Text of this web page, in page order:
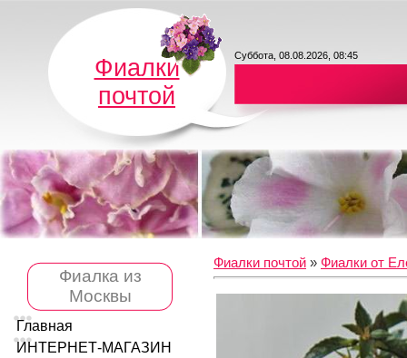
Фиалки
почтой
Суббота, 08.08.2026, 08:45
Фиалка из
Москвы
Главная
ИНТЕРНЕТ-МАГАЗИН
Фиалки почтой » Фиалки от